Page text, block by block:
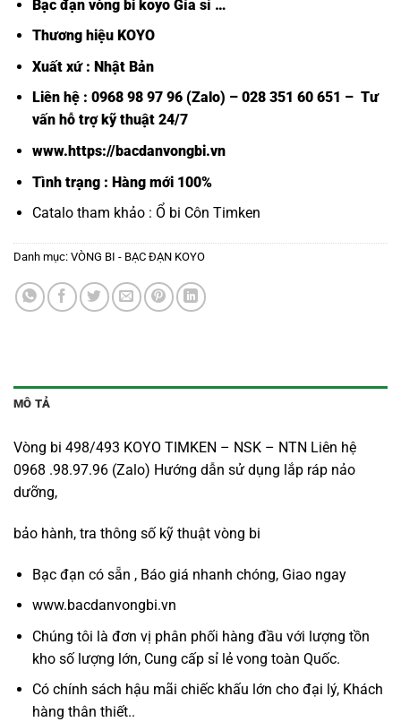
Bạc đạn vòng bi koyo Gía sỉ…
Thương hiệu KOYO
Xuất xứ : Nhật Bản
Liên hệ : 0968 98 97 96 (Zalo) – 028 351 60 651 – Tư
vấn hỗ trợ kỹ thuật 24/7
www.https://bacdanvongbi.vn
Tình trạng : Hàng mới 100%
Catalo tham khảo : Ổ bi Côn Timken
Danh mục: VÒNG BI - BẠC ĐẠN KOYO
MÔ TẢ
Vòng bi 498/493 KOYO TIMKEN – NSK – NTN Liên hệ
0968 .98.97.96 (Zalo) Hướng dẫn sử dụng lắp ráp nảo
dưỡng,
bảo hành, tra thông số kỹ thuật vòng bi
Bạc đạn có sẵn , Báo giá nhanh chóng, Giao ngay
www.bacdanvongbi.vn
Chúng tôi là đơn vị phân phối hàng đầu với lượng tồn
kho số lượng lớn, Cung cấp sỉ lẻ vong toàn Quốc.
Có chính sách hậu mãi chiếc khấu lớn cho đại lý, Khách
hàng thân thiết..